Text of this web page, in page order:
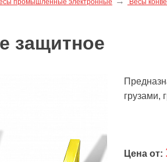
промышленные электронные Весы
защитное
грузами,
Цена от: